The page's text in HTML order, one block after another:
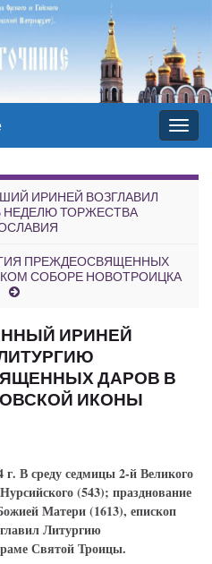
Вкл/
выкл
ИРИНЕЙ ВОЗГЛАВИЛ
НЕДЕЛЮ ТОРЖЕСТВА
ПРЕЖДЕОСВЯЩЕННЫХ
СОБОРЕ НОВОТРОИЦКА
ИРИНЕЙ
ДАРОВ В
ИКОНЫ
В среду седмицы 2-й Великого
(543); празднование
Матери (1613), епископ
Литургию
Святой Троицы.